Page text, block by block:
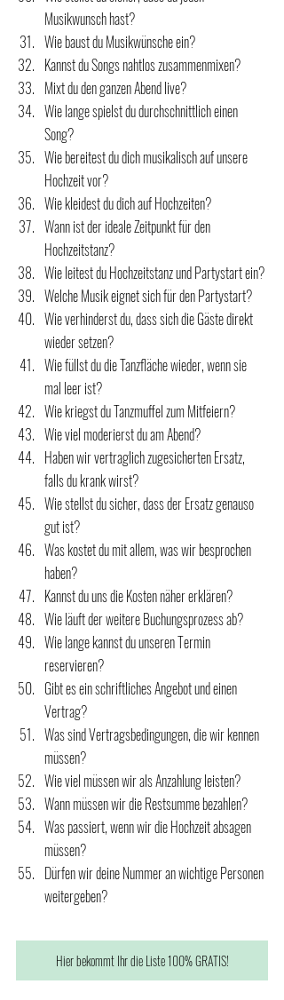
Musikwunsch hast?
Wie baust du Musikwünsche ein?
Kannst du Songs nahtlos zusammenmixen?
Mixt du den ganzen Abend live?
Wie lange spielst du durchschnittlich einen
Song?
Wie bereitest du dich musikalisch auf unsere
Hochzeit vor?
Wie kleidest du dich auf Hochzeiten?
Wann ist der ideale Zeitpunkt für den
Hochzeitstanz?
Wie leitest du Hochzeitstanz und Partystart ein?
Welche Musik eignet sich für den Partystart?
Wie verhinderst du, dass sich die Gäste direkt
wieder setzen?
Wie füllst du die Tanzfläche wieder, wenn sie
mal leer ist?
Wie kriegst du Tanzmuffel zum Mitfeiern?
Wie viel moderierst du am Abend?
Haben wir vertraglich zugesicherten Ersatz,
falls du krank wirst?
Wie stellst du sicher, dass der Ersatz genauso
gut ist?
Was kostet du mit allem, was wir besprochen
haben?
Kannst du uns die Kosten näher erklären?
Wie läuft der weitere Buchungsprozess ab?
Wie lange kannst du unseren Termin
reservieren?
Gibt es ein schriftliches Angebot und einen
Vertrag?
Was sind Vertragsbedingungen, die wir kennen
müssen?
Wie viel müssen wir als Anzahlung leisten?
Wann müssen wir die Restsumme bezahlen?
Was passiert, wenn wir die Hochzeit absagen
müssen?
Dürfen wir deine Nummer an wichtige Personen
weitergeben?
Hier bekommt Ihr die Liste 100% GRATIS!